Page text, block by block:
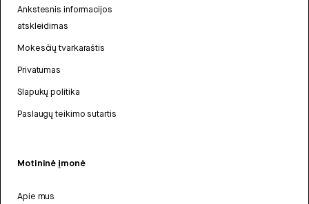
Ankstesnis informacijos
atskleidimas
Mokesčių tvarkaraštis
Privatumas
Slapukų politika
Paslaugų teikimo sutartis
Motininė įmonė
Apie mus